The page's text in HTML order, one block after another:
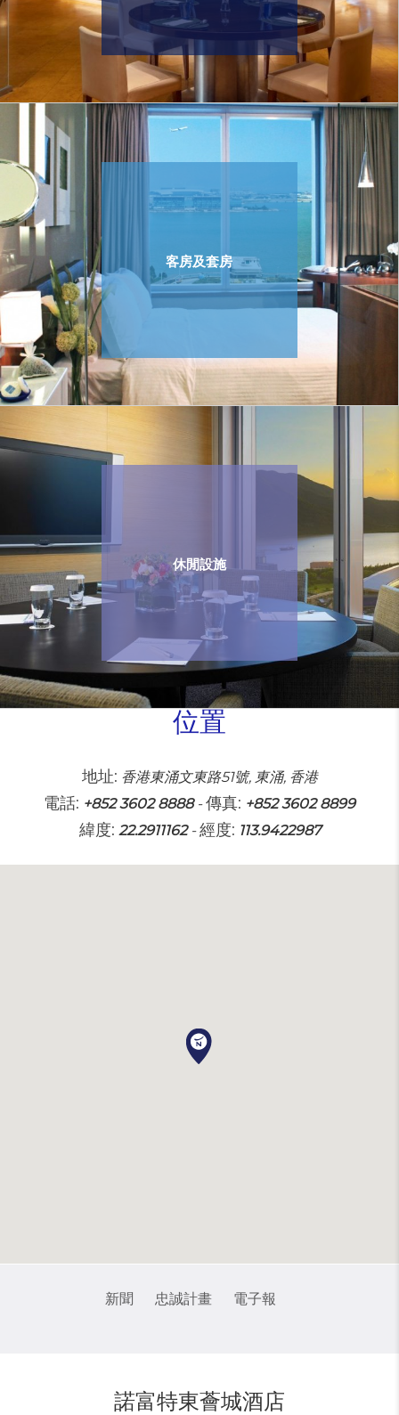
客房及套房
休閒設施
位置
地址: 香港東涌文東路51號, 東涌, 香港
電話: +852 3602 8888-傳真: +852 3602 8899
緯度: 22.2911162-經度: 113.9422987
新聞 忠誠計畫 電子報
諾富特東薈城酒店